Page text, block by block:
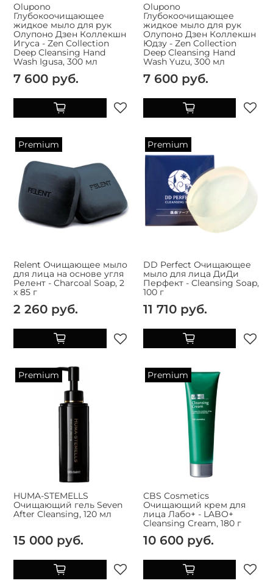
Olupono
Глубокоочищающее
жидкое мыло для рук
Олупоно Дзен Коллекшн
Игуса - Zen Collection
Deep Cleansing Hand
Wash Igusa, 300 мл
7 600 руб.
Olupono
Глубокоочищающее
жидкое мыло для рук
Олупоно Дзен Коллекшн
Юдзу - Zen Collection
Deep Cleansing Hand
Wash Yuzu, 300 мл
7 600 руб.
Premium
Relent Очищающее мыло
для лица на основе угля
Релент - Charcoal Soap, 2
х 85 г
2 260 руб.
Premium
DD Perfect Очищающее
мыло для лица ДиДи
Перфект - Cleansing Soap,
100 г
11 710 руб.
Premium
HUMA-STEMELLS
Очищающий гель Seven
After Cleansing, 120 мл
15 000 руб.
Premium
CBS Cosmetics
Очищающий крем для
лица Лабо+ - LABO+
Cleansing Cream, 180 г
10 600 руб.